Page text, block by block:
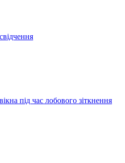
під час лобового зіткнення